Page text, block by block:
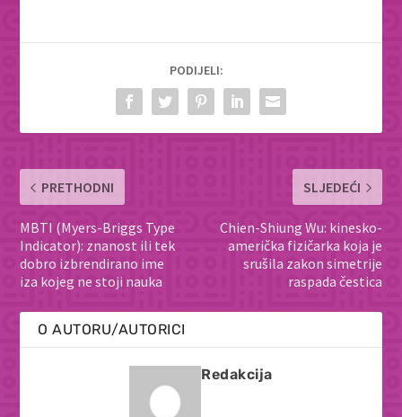
PODIJELI:
PRETHODNI
MBTI (Myers-Briggs Type
Indicator): znanost ili tek
dobro izbrendirano ime
iza kojeg ne stoji nauka
SLJEDEĆI
Chien-Shiung Wu: kinesko-
američka fizičarka koja je
srušila zakon simetrije
raspada čestica
O AUTORU/AUTORICI
Redakcija